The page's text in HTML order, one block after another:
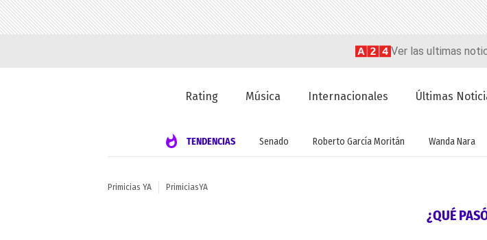
Ver las ultimas
Rating Música Internacionales Últimas
TENDENCIAS Senado Roberto García Moritán Wanda Nara
Primicias YA PrimiciasYA
¿QUÉ